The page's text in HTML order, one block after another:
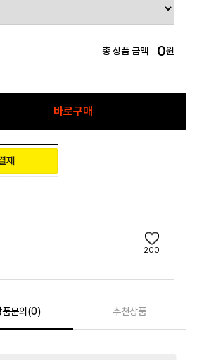
총 상품 금액 0원
바로구매
200
품문의(0) 추천상품